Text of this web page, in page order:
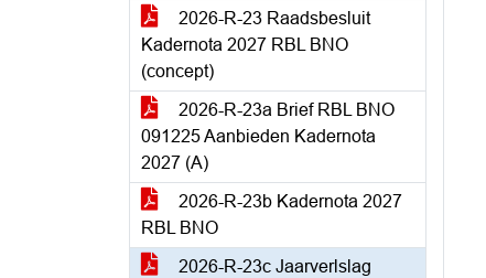
2026-R-23 Raadsbesluit
Kadernota 2027 RBL BNO
(concept)
2026-R-23a Brief RBL BNO
091225 Aanbieden Kadernota
2027 (A)
2026-R-23b Kadernota 2027
RBL BNO
2026-R-23c Jaarverlslag